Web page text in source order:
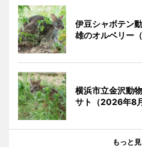
伊豆シャボテン
雄のオルベリー
横浜市立金沢動
サト（2026年8
もっと